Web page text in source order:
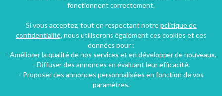
fonctionnent correctement.
Si vous acceptez, tout en respectant notrepolitique de
confidentialité, nous utiliserons également ces cookies et ces
données pour :
- Améliorer la qualité de nos services et en développer de nouveaux.
- Diffuser des annonces en évaluant leur efficacité.
- Proposer des annonces personnalisées en fonction de vos
paramètres.